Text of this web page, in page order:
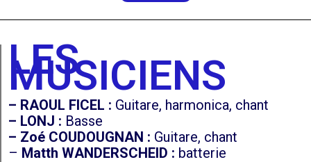
LES
MUSICIENS
– RAOUL FICEL : Guitare, harmonica, chant
– LONJ : Basse
– Zoé COUDOUGNAN : Guitare, chant
– Matth WANDERSCHEID : batterie